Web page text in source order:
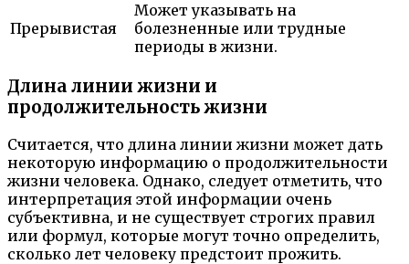
Прерывистая
Может указывать на
болезненные или трудные
периоды в жизни.
Длина линии жизни и
продолжительность жизни
Считается, что длина линии жизни может дать
некоторую информацию о продолжительности
жизни человека. Однако, следует отметить, что
интерпретация этой информации очень
субъективна, и не существует строгих правил
или формул, которые могут точно определить,
сколько лет человеку предстоит прожить.